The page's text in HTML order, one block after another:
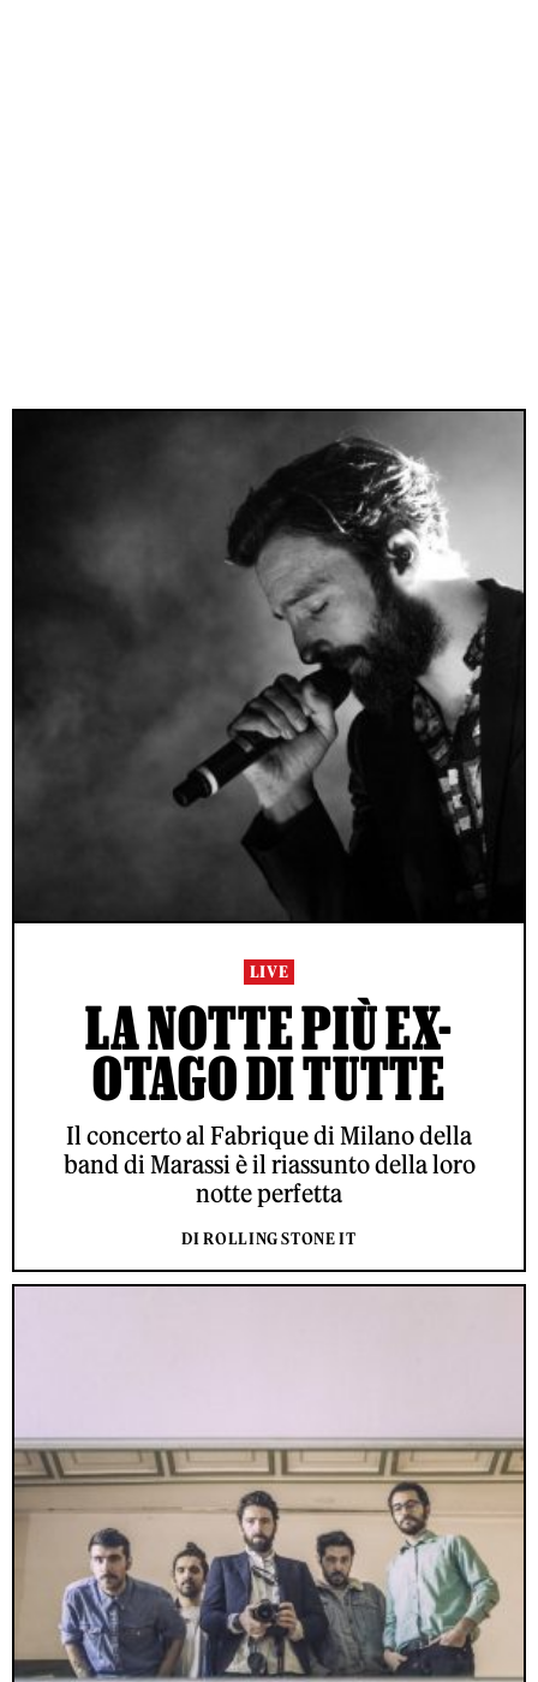
LIVE
LA NOTTE PIÙ EX-
OTAGO DI TUTTE
Il concerto al Fabrique di Milano della
band di Marassi è il riassunto della loro
notte perfetta
DI ROLLING STONE IT